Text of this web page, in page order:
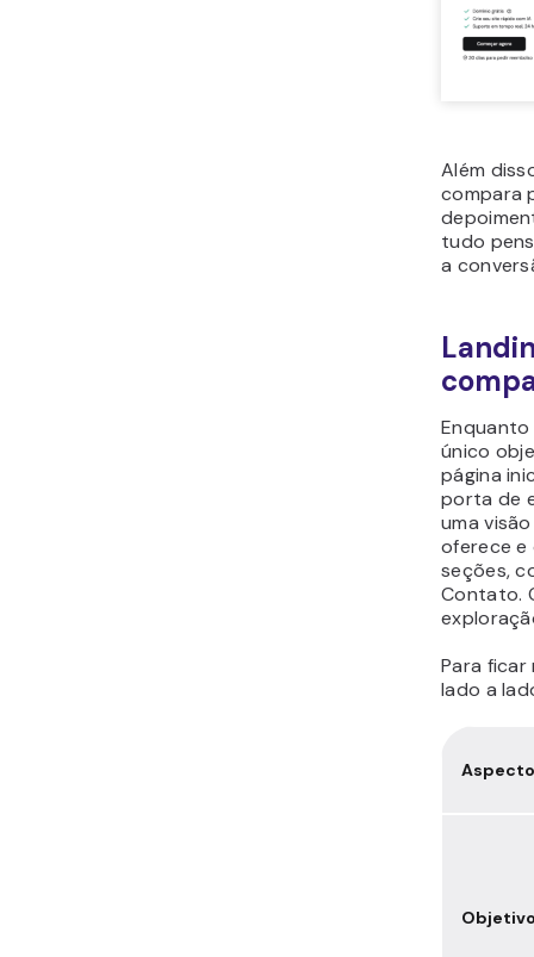
Além
compara
tudo
a
Enquanto
único
página
porta de
uma
oferece e
seções,
Contato.
Para ficar
lado a
Aspecto